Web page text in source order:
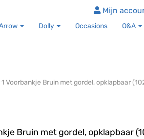
Mijn
Dolly Occasions O&A
Voorbankje Bruin met gordel, opklapbaar
Bruin met gordel, opklapbaar